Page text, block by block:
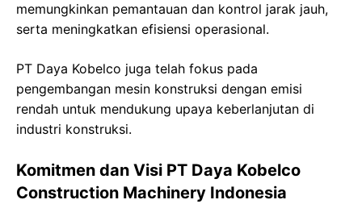
memungkinkan pemantauan dan kontrol jarak jauh,
serta meningkatkan efisiensi operasional.
PT Daya Kobelco juga telah fokus pada
pengembangan mesin konstruksi dengan emisi
rendah untuk mendukung upaya keberlanjutan di
industri konstruksi.
Komitmen dan Visi PT Daya Kobelco
Construction Machinery Indonesia